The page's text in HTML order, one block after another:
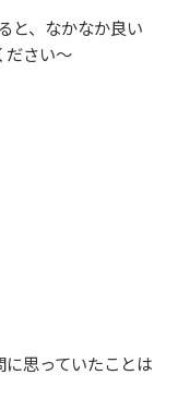
と、なかなか良い
ださい～
思っていたことは